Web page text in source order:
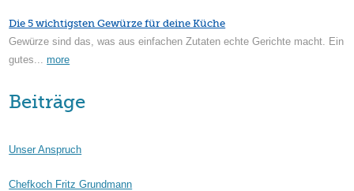
Die 5 wichtigsten Gewürze für deine Küche
Gewürze sind das, was aus einfachen Zutaten echte Gerichte macht. Ein
gutes...more
Beiträge
Unser Anspruch
Chefkoch Fritz Grundmann